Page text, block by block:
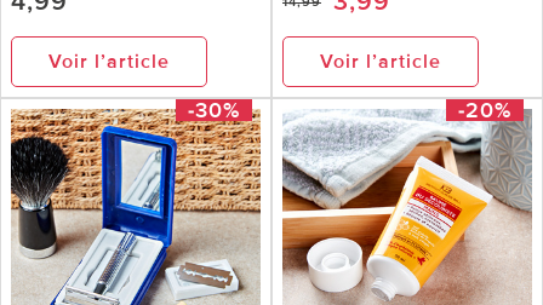
Voir l’article Voir l’article
-30% -20%